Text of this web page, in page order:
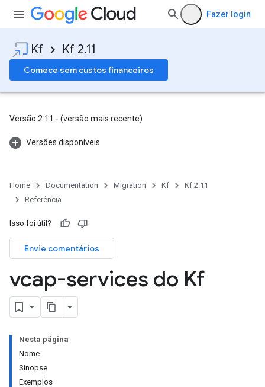
Fazer login
Kf Kf 2.11
Comece sem custos financeiros
Versão 2.11 - (versão mais recente)
Versões disponíveis
Home Documentation Migration Kf
Kf 2.11
Referência
Isso foi útil?
Envie comentários
vcap-services do Kf
Nesta página
Nome
Sinopse
Exemplos